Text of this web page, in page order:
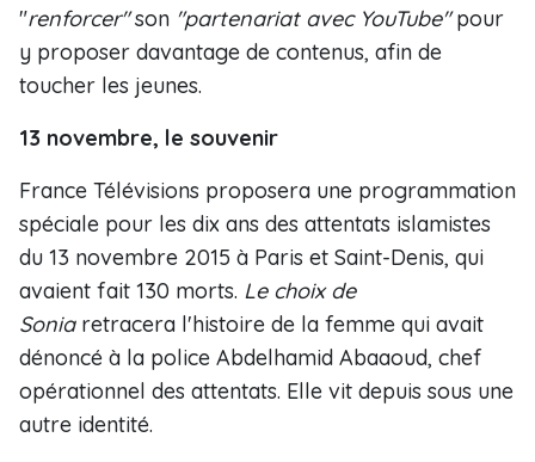
"renforcer"son "partenariat avec YouTube"pour
y proposer davantage de contenus, afin de
toucher les jeunes.
13 novembre, le souvenir
France Télévisions proposera une programmation
spéciale pour les dix ans des attentats islamistes
du 13 novembre 2015 à Paris et Saint-Denis, qui
avaient fait 130 morts. Le choix de
Soniaretracera l'histoire de la femme qui avait
dénoncé à la police Abdelhamid Abaaoud, chef
opérationnel des attentats. Elle vit depuis sous une
autre identité.